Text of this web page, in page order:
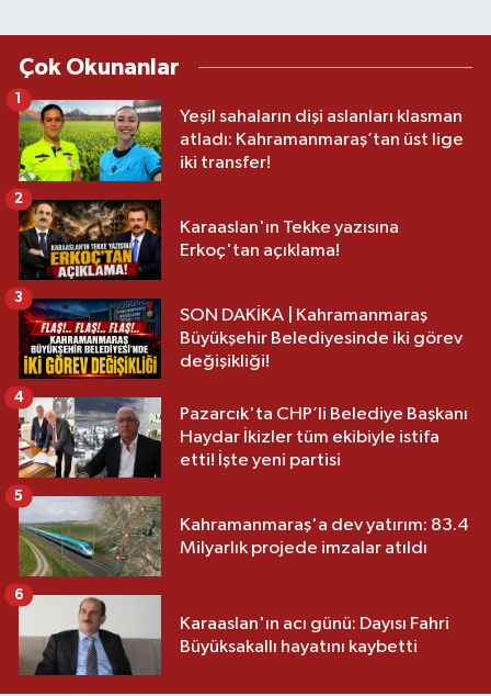
Çok Okunanlar
Yeşil sahaların dişi aslanları klasman
atladı: Kahramanmaraş’tan üst lige
iki transfer!
Karaaslan'ın Tekke yazısına
Erkoç'tan açıklama!
2
SON DAKİKA | Kahramanmaraş
Büyükşehir Belediyesinde iki görev
değişikliği!
3
Pazarcık'ta CHP’li Belediye Başkanı
Haydar İkizler tüm ekibiyle istifa
etti! İşte yeni partisi
4
Kahramanmaraş'a dev yatırım: 83.4
Milyarlık projede imzalar atıldı
5
Karaaslan'ın acı günü: Dayısı Fahri
Büyüksakallı hayatını kaybetti
6